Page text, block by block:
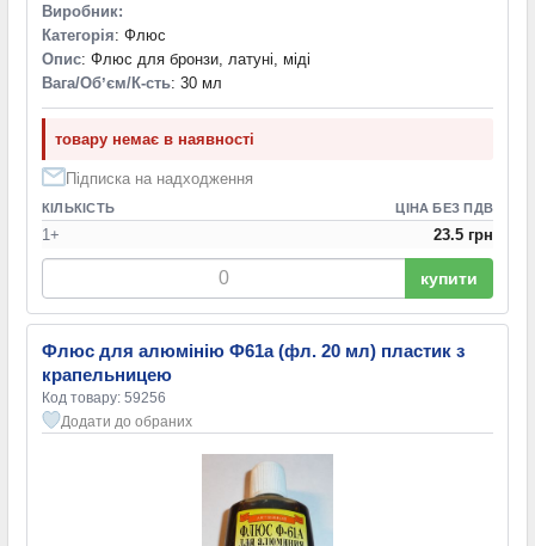
Виробник:
Категорія: Флюс
Опис: Флюс для бронзи, латуні, міді
Вага/Обʼєм/К-сть: 30 мл
товару немає в наявності
Підписка на надходження
КІЛЬКІСТЬ ЦІНА БЕЗ ПДВ
1+ 23.5 грн
купити
Флюс для алюмінію Ф61а (фл. 20 мл) пластик з
крапельницею
Код товару: 59256
Додати до обраних